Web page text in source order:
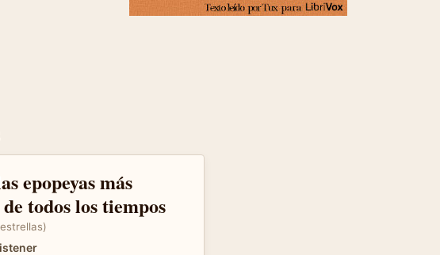
epopeyas más
todos los tiempos
estrellas)